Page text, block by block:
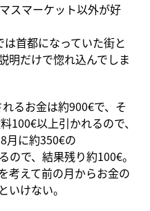
スマーケット以外が好
首都になっていた街と
明だけで惚れ込んでしま
るお金は約900€で、そ
100€以上引かれるので、
月に約350€の
で、結果残り約100€。
考えて前の月からお金の
けない。